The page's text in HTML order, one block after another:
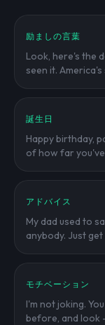
励ましの言葉
Look, here's the
seen it.
誕生日
Happy birthday,
of how far you've
アドバイス
My dad used to
anybody. Just
モチベーション
I'm not joking.
before, and look